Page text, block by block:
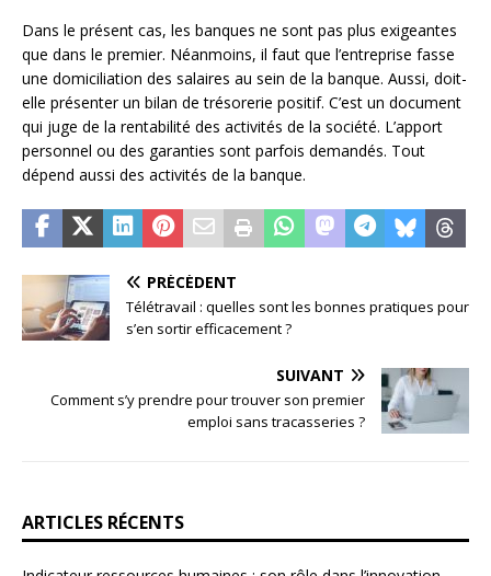
Dans le présent cas, les banques ne sont pas plus exigeantes
que dans le premier. Néanmoins, il faut que l’entreprise fasse
une domiciliation des salaires au sein de la banque. Aussi, doit-
elle présenter un bilan de trésorerie positif. C’est un document
qui juge de la rentabilité des activités de la société. L’apport
personnel ou des garanties sont parfois demandés. Tout
dépend aussi des activités de la banque.
PRÉCÉDENT
Télétravail : quelles sont les bonnes pratiques pour
s’en sortir efficacement ?
SUIVANT
Comment s’y prendre pour trouver son premier
emploi sans tracasseries ?
ARTICLES RÉCENTS